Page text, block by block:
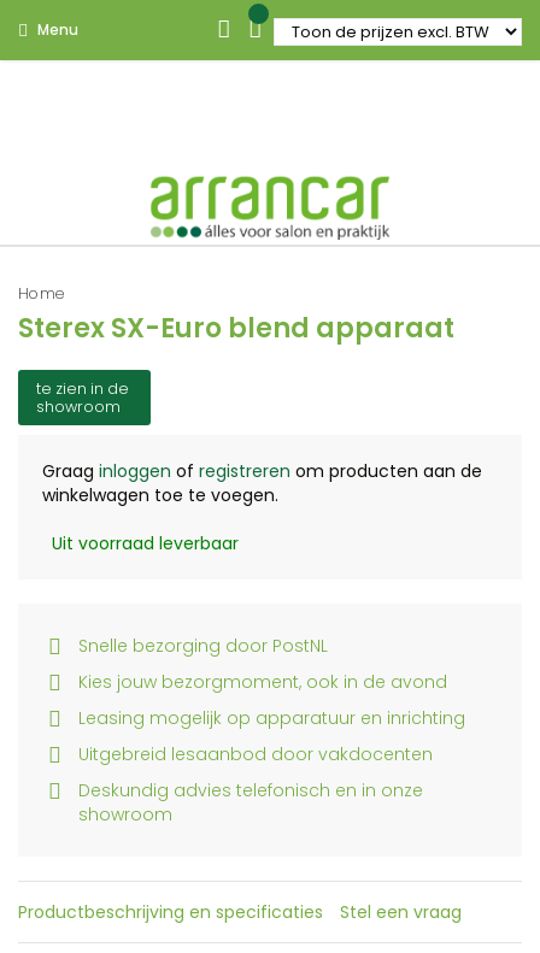
Menu
Home
Sterex SX-Euro blend apparaat
te zien in de
showroom
Graag inloggen of registreren om producten aan de
winkelwagen toe te voegen.
Uit voorraad leverbaar
Snelle bezorging door PostNL
Kies jouw bezorgmoment, ook in de avond
Leasing mogelijk op apparatuur en inrichting
Uitgebreid lesaanbod door vakdocenten
Deskundig advies telefonisch en in onze
showroom
Productbeschrijving en specificaties Stel een vraag